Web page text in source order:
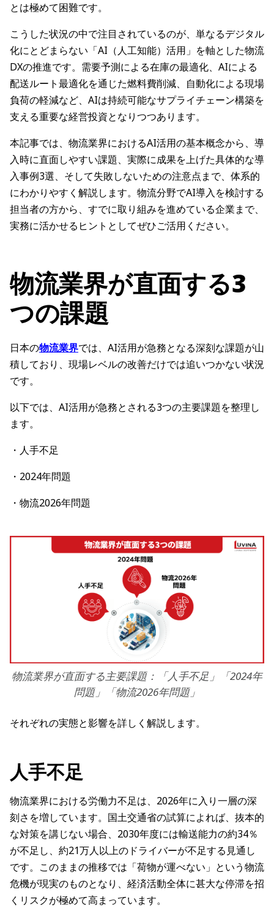
とは極めて困難です。
こうした状況の中で注目されているのが、単なるデジタル
化にとどまらない「AI（人工知能）活用」を軸とした物流
DXの推進です。需要予測による在庫の最適化、AIによる
配送ルート最適化を通じた燃料費削減、自動化による現場
負荷の軽減など、AIは持続可能なサプライチェーン構築を
支える重要な経営投資となりつつあります。
本記事では、物流業界におけるAI活用の基本概念から、導
入時に直面しやすい課題、実際に成果を上げた具体的な導
入事例3選、そして失敗しないための注意点まで、体系的
にわかりやすく解説します。物流分野でAI導入を検討する
担当者の方から、すでに取り組みを進めている企業まで、
実務に活かせるヒントとしてぜひご活用ください。
物流業界が直面する3
つの課題
日本の物流業界では、AI活用が急務となる深刻な課題が山
積しており、現場レベルの改善だけでは追いつかない状況
です。
以下では、AI活用が急務とされる3つの主要課題を整理し
ます。
・人手不足
・2024年問題
・物流2026年問題
物流業界が直面する主要課題：「人手不足」「2024年
問題」「物流2026年問題」
それぞれの実態と影響を詳しく解説します。
人手不足
物流業界における労働力不足は、2026年に入り一層の深
刻さを増しています。国土交通省の試算によれば、抜本的
な対策を講じない場合、2030年度には輸送能力の約34％
が不足し、約21万人以上のドライバーが不足する見通し
です。このままの推移では「荷物が運べない」という物流
危機が現実のものとなり、経済活動全体に甚大な停滞を招
くリスクが極めて高まっています。